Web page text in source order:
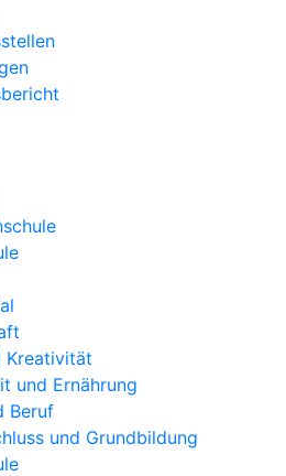
Kreativität
und Ernährung
Beruf
und Grundbildung